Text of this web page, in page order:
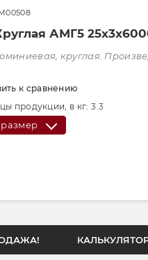
АМГ5
круглая.
к сравнению
продукции, в кг: 3.3
размер